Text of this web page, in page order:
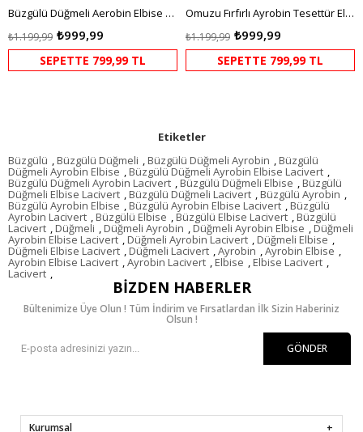
Büzgülü Düğmeli Aerobin Elbise Krem
₺999,99
₺1.199,99
SEPETTE 799,99 TL
Omuzu Fırfırlı Ayrobin Tesettür Elbise Kahverengi HM2062
₺999,99
₺1.199,99
SEPETTE 799,99 TL
Etiketler
Büzgülü ,Büzgülü Düğmeli ,Büzgülü Düğmeli Ayrobin ,Büzgülü
Düğmeli Ayrobin Elbise ,Büzgülü Düğmeli Ayrobin Elbise Lacivert ,
Büzgülü Düğmeli Ayrobin Lacivert ,Büzgülü Düğmeli Elbise ,Büzgülü
Düğmeli Elbise Lacivert ,Büzgülü Düğmeli Lacivert ,Büzgülü Ayrobin ,
Büzgülü Ayrobin Elbise ,Büzgülü Ayrobin Elbise Lacivert ,Büzgülü
Ayrobin Lacivert ,Büzgülü Elbise ,Büzgülü Elbise Lacivert ,Büzgülü
Lacivert ,Düğmeli ,Düğmeli Ayrobin ,Düğmeli Ayrobin Elbise ,Düğmeli
Ayrobin Elbise Lacivert ,Düğmeli Ayrobin Lacivert ,Düğmeli Elbise ,
Düğmeli Elbise Lacivert ,Düğmeli Lacivert ,Ayrobin ,Ayrobin Elbise ,
Ayrobin Elbise Lacivert ,Ayrobin Lacivert ,Elbise ,Elbise Lacivert ,
Lacivert ,
BIZDEN HABERLER
Bültenimize Üye Olun ! Tüm İndirim ve Fırsatlardan İlk Sizin Haberiniz
Olsun !
GÖNDER
Kurumsal